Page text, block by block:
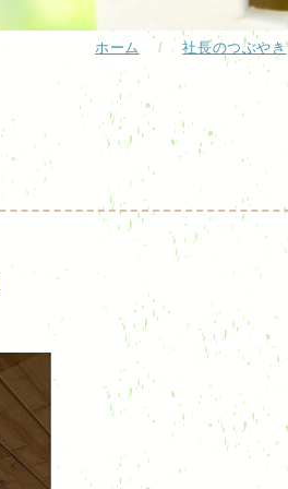
ホーム / 社長のつぶやき